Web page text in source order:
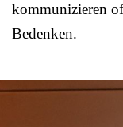
kommunizieren
Bedenken.